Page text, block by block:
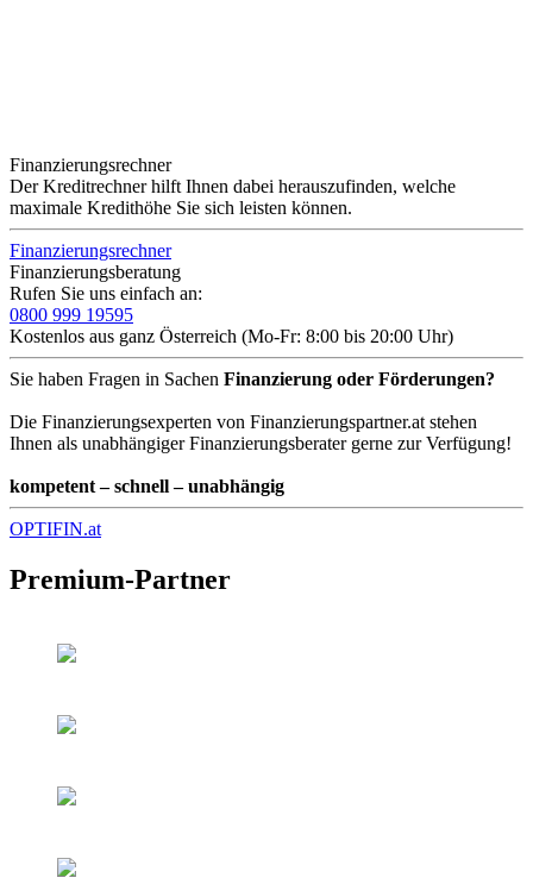
Finanzierungsrechner
Der Kreditrechner hilft Ihnen dabei herauszufinden, welche
maximale Kredithöhe Sie sich leisten können.
Finanzierungsrechner
Finanzierungsberatung
Rufen Sie uns einfach an:
0800 999 19595
Kostenlos aus ganz Österreich (Mo-Fr: 8:00 bis 20:00 Uhr)
Sie haben Fragen in Sachen Finanzierung oder Förderungen?
Die Finanzierungsexperten von Finanzierungspartner.at stehen
Ihnen als unabhängiger Finanzierungsberater gerne zur Verfügung!
kompetent – schnell – unabhängig
OPTIFIN.at
Premium-Partner